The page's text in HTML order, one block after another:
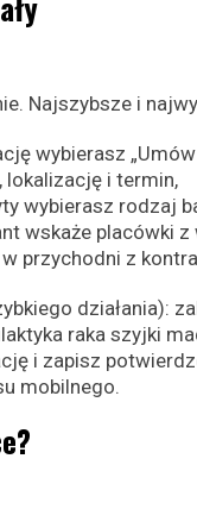
Najszybsze i
wybierasz
lokalizację i termin,
wybierasz rodzaj
wskaże placówki
przychodni z
działania):
raka szyjki
i zapisz
mobilnego.